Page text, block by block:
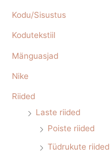
Kodu/Sisustus
Kodutekstiil
Mänguasjad
Nike
Riided
Laste riided
Poiste riided
Tüdrukute riided